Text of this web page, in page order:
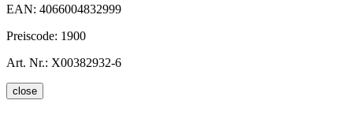
EAN: 4066004832999
Preiscode: 1900
Art. Nr.: X00382932-6
close